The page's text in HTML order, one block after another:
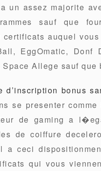
un assez majorite
sauf que
auquel
EggOmatic, Donf
Allege sauf
d’inscription bonus
se presenter
de gaming a
de coiffure
a ceci
qui vous